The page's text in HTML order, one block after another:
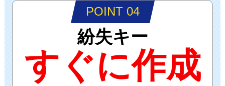
POINT 04
紛失キー
すぐに作成